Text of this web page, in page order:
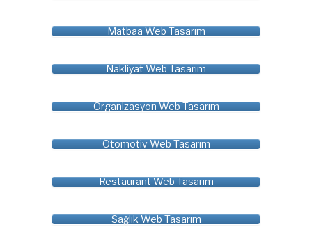
Matbaa Web Tasarım
Nakliyat Web Tasarım
Organizasyon Web Tasarım
Otomotiv Web Tasarım
Restaurant Web Tasarım
Sağlık Web Tasarım